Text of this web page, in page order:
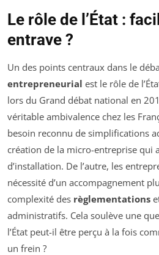
Le rôle de l’État :
entrave ?
Un des points centraux dans le
entrepreneurial est le rôle de
lors du Grand débat national en
véritable ambivalence chez les
besoin reconnu de simplifications
création de la micro-entreprise qui
d’installation. De l’autre, les
nécessité d’un accompagnement
complexité des règlementations
administratifs. Cela soulève une
l’État peut-il être perçu à la fois
un frein ?